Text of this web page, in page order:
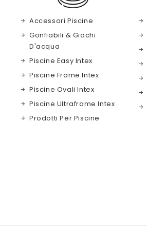
Accessori Piscine
Gonfiabili & Giochi
D'acqua
Piscine Easy Intex
Piscine Frame Intex
Piscine Ovali Intex
Piscine Ultraframe Intex
Prodotti Per Piscine